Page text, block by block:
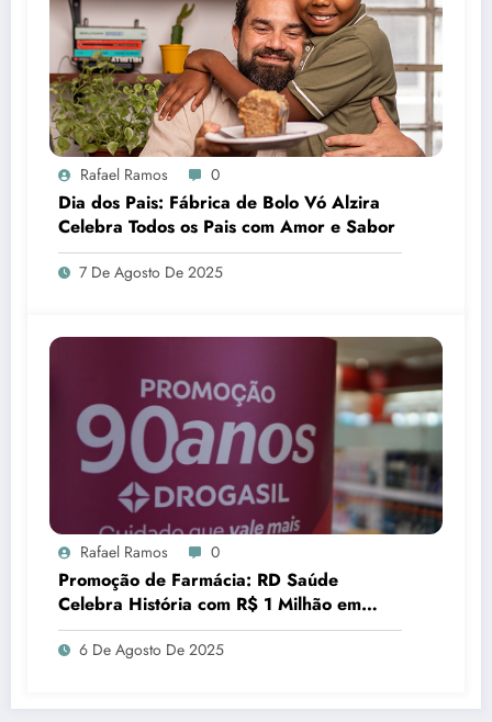
Rafael Ramos 0
Dia dos Pais: Fábrica de Bolo Vó Alzira
Celebra Todos os Pais com Amor e Sabor
7 De Agosto De 2025
Rafael Ramos 0
Promoção de Farmácia: RD Saúde
Celebra História com R$ 1 Milhão em
Prêmios
6 De Agosto De 2025